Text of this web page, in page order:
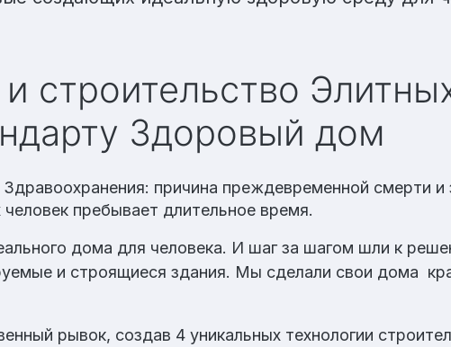
Здоровый дом
причина преждевременной смерти и
пребывает длительное время.
дома для человека. И шаг за шагом шли к
и строящиеся здания. Мы сделали свои дома
рывок, создав 4 уникальных технологии